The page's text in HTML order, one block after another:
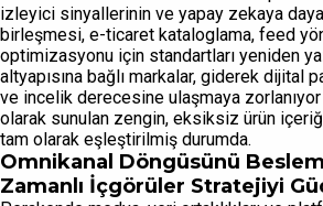
izleyici sinyallerinin ve yapay zekaya
birleşmesi, e-ticaret kataloglama, feed
optimizasyonu için standartları yeniden
altyapısına bağlı markalar, giderek dijital
ve incelik derecesine ulaşmaya
olarak sunulan zengin, eksiksiz ürün
tam olarak eşleştirilmiş durumda.
Omnikanal Döngüsünü
Zamanlı İçgörüler Stratejiyi